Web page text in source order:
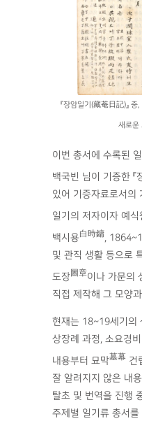
『‌장암일기(藏菴日記)』
새로운
이번 총서에 수록된
백국빈 님이 기증한 『
있어 기증자료로서의
일기의 저자이자 예식
백시용白時鏞,
및 관직 생활 등으로
도장圖章이나 가문의
직접 제작해 그 모양
현재는 18~19세기의
상장례 과정, 소요경
내용부터 묘막墓幕 건
잘 알려지지 않은 내
탈초 및 번역을 진행
주제별 일기류 총서